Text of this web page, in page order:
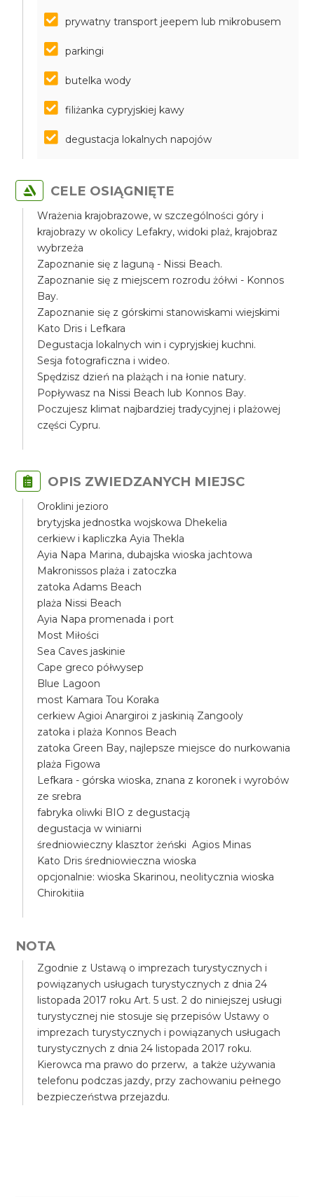
prywatny transport jeepem lub mikrobusem
parkingi
butelka wody
filiżanka cypryjskiej kawy
degustacja lokalnych napojów
CELE OSIĄGNIĘTE
Wrażenia krajobrazowe, w szczególności góry i
krajobrazy w okolicy Lefakry, widoki plaż, krajobraz
wybrzeża
Zapoznanie się z laguną - Nissi Beach.
Zapoznanie się z miejscem rozrodu żółwi - Konnos
Bay.
Zapoznanie się z górskimi stanowiskami wiejskimi
Kato Dris i Lefkara
Degustacja lokalnych win i cypryjskiej kuchni.
Sesja fotograficzna i wideo.
Spędzisz dzień na plażąch i na łonie natury.
Popływasz na Nissi Beach lub Konnos Bay.
Poczujesz klimat najbardziej tradycyjnej i plażowej
części Cypru.
OPIS ZWIEDZANYCH MIEJSC
Oroklini jezioro
brytyjska jednostka wojskowa Dhekelia
cerkiew i kapliczka Ayia Thekla
Ayia Napa Marina, dubajska wioska jachtowa
Makronissos plaża i zatoczka
zatoka Adams Beach
plaża Nissi Beach
Ayia Napa promenada i port
Most Miłości
Sea Caves jaskinie
Cape greco półwysep
Blue Lagoon
most Kamara Tou Koraka
cerkiew Agioi Anargiroi z jaskinią Zangooly
zatoka i plaża Konnos Beach
zatoka Green Bay, najlepsze miejsce do nurkowania
plaża Figowa
Lefkara - górska wioska, znana z koronek i wyrobów
ze srebra
fabryka oliwki BIO z degustacją
degustacja w winiarni
średniowieczny klasztor żeński Agios Minas
Kato Dris średniowieczna wioska
opcjonalnie: wioska Skarinou, neolitycznia wioska
Chirokitiia
NOTA
Zgodnie z Ustawą o imprezach turystycznych i
powiązanych usługach turystycznych z dnia 24
listopada 2017 roku Art. 5 ust. 2 do niniejszej usługi
turystycznej nie stosuje się przepisów Ustawy o
imprezach turystycznych i powiązanych usługach
turystycznych z dnia 24 listopada 2017 roku.
Kierowca ma prawo do przerw, a także używania
telefonu podczas jazdy, przy zachowaniu pełnego
bezpieczeństwa przejazdu.